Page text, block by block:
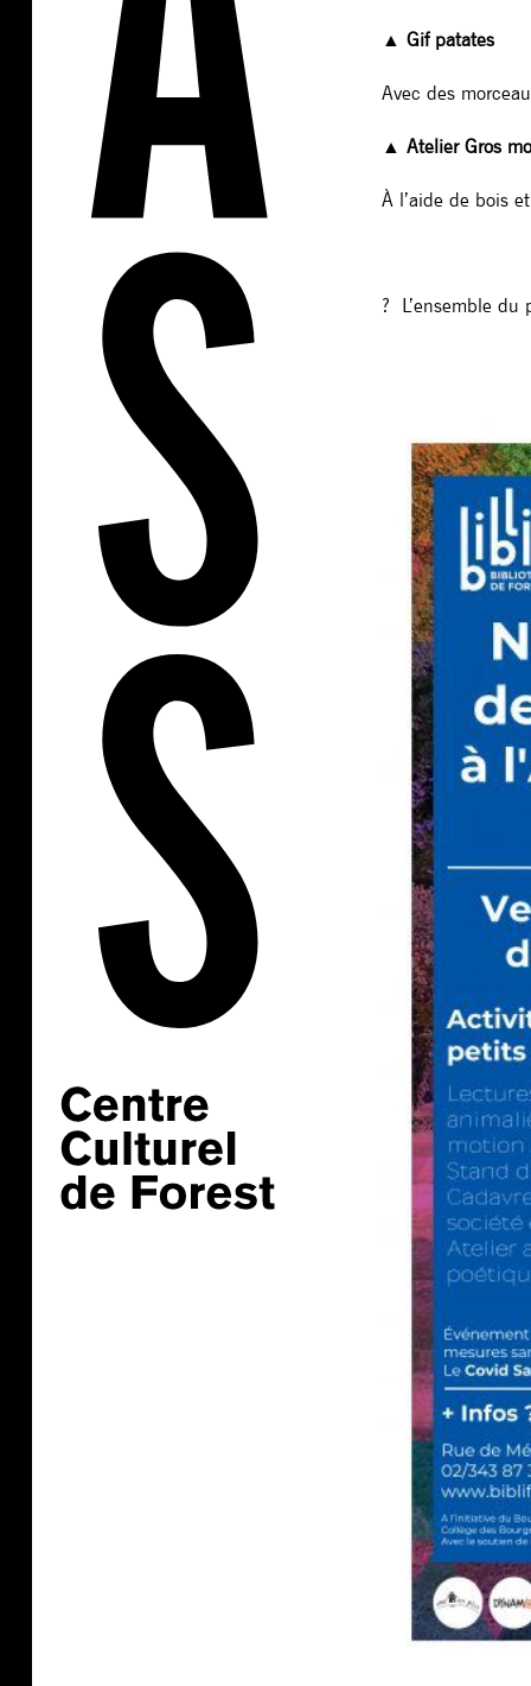
▲ Gif patates
Avec des
▲ Atelier Gros
À l’aide de bois
? L’ensemble du